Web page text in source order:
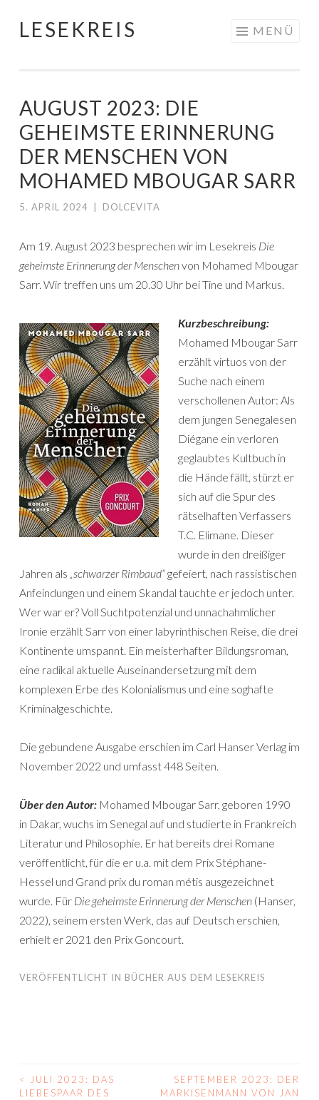
Springe
LESEKREIS MENÜ
AUGUST 2023: DIE
GEHEIMSTE ERINNERUNG
DER MENSCHEN VON
MOHAMED MBOUGAR SARR
5. APRIL 2024 DOLCEVITA
Am 19. August 2023 besprechen wir im Lesekreis Die
geheimste Erinnerung der Menschenvon Mohamed Mbougar
Sarr. Wir treffen uns um 20.30 Uhr bei Tine und Markus.
Kurzbeschreibung:
Mohamed Mbougar Sarr
erzählt virtuos von der
Suche nach einem
verschollenen Autor: Als
dem jungen Senegalesen
Diégane ein verloren
geglaubtes Kultbuch in
die Hände fällt, stürzt er
sich auf die Spur des
rätselhaften Verfassers
T.C. Elimane. Dieser
wurde in den dreißiger
Jahren als „schwarzer Rimbaud“gefeiert, nach rassistischen
Anfeindungen und einem Skandal tauchte er jedoch unter.
Wer war er? Voll Suchtpotenzial und unnachahmlicher
Ironie erzählt Sarr von einer labyrinthischen Reise, die drei
Kontinente umspannt. Ein meisterhafter Bildungsroman,
eine radikal aktuelle Auseinandersetzung mit dem
komplexen Erbe des Kolonialismus und eine soghafte
Kriminalgeschichte.
Die gebundene Ausgabe erschien im Carl Hanser Verlag im
November 2022 und umfasst 448 Seiten.
Über den Autor: Mohamed Mbougar Sarr, geboren 1990
in Dakar, wuchs im Senegal auf und studierte in Frankreich
Literatur und Philosophie. Er hat bereits drei Romane
veröffentlicht, für die er u.a. mit dem Prix Stéphane-
Hessel und Grand prix du roman métis ausgezeichnet
wurde. Für Die geheimste Erinnerung der Menschen (Hanser,
2022), seinem ersten Werk, das auf Deutsch erschien,
erhielt er 2021 den Prix Goncourt.
VERÖFFENTLICHT IN BÜCHER AUS DEM LESEKREIS
BEITRAGS-
<
JULI 2023: DAS
LIEBESPAAR DES
SEPTEMBER 2023: DER
MARKISENMANN VON JAN